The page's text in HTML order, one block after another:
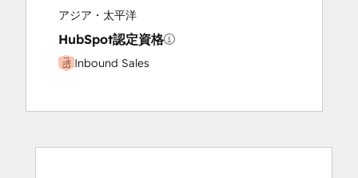
アジア・太平洋
HubSpot認定資格
Inbound Sales